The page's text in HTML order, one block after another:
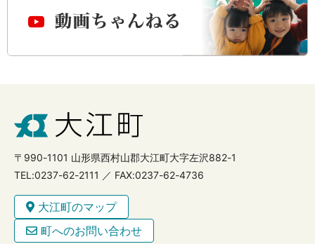
〒990-1101 山形県西村山郡大江町大字左沢882-1
TEL:0237-62-2111 ／ FAX:0237-62-4736
大江町のマップ
町へのお問い合わせ